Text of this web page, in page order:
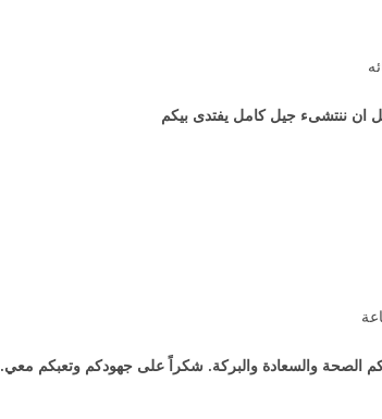
ان ننتشىء جيل كامل يفتدى بيكم
الصحة والسعادة والبركة. شكراً على جهودكم وتعبكم معي.